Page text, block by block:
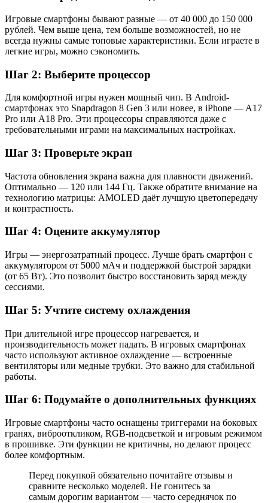
Игровые смартфоны бывают разные — от 40 000 до 150 000
рублей. Чем выше цена, тем больше возможностей, но не
всегда нужны самые топовые характеристики. Если играете в
легкие игры, можно сэкономить.
Шаг 2: Выберите процессор
Для комфортной игры нужен мощный чип. В Android-
смартфонах это Snapdragon 8 Gen 3 или новее, в iPhone — A17
Pro или A18 Pro. Эти процессоры справляются даже с
требовательными играми на максимальных настройках.
Шаг 3: Проверьте экран
Частота обновления экрана важна для плавности движений.
Оптимально — 120 или 144 Гц. Также обратите внимание на
технологию матрицы: AMOLED даёт лучшую цветопередачу
и контрастность.
Шаг 4: Оцените аккумулятор
Игры — энергозатратный процесс. Лучше брать смартфон с
аккумулятором от 5000 мАч и поддержкой быстрой зарядки
(от 65 Вт). Это позволит быстро восстановить заряд между
сессиями.
Шаг 5: Учтите систему охлаждения
При длительной игре процессор нагревается, и
производительность может падать. В игровых смартфонах
часто используют активное охлаждение — встроенные
вентиляторы или медные трубки. Это важно для стабильной
работы.
Шаг 6: Подумайте о дополнительных функциях
Игровые смартфоны часто оснащены триггерами на боковых
гранях, виброоткликом, RGB-подсветкой и игровым режимом
в прошивке. Эти функции не критичны, но делают процесс
более комфортным.
Перед покупкой обязательно почитайте отзывы и
сравните несколько моделей. Не гонитесь за
самым дорогим вариантом — часто середнячок по